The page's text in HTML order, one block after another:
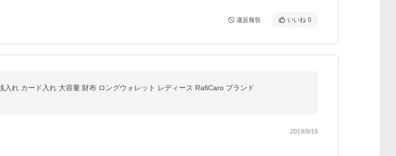
違反報告 いいね 0
れ カード入れ 大容量 財布 ロングウォレット レディース RafiCaro ブランド
2019/9/18